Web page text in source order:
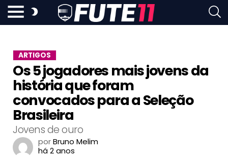
ARTIGOS
Os 5 jogadores mais jovens da
história que foram
convocados para a Seleção
Brasileira
Jovens de ouro
porBruno Melim
há 2 anos